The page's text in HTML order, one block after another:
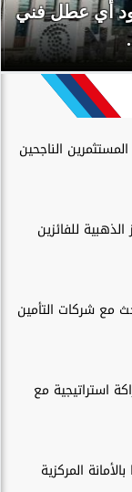
أي عطل فني
الناجحين
للفائزين
مع شركات التأمين
استراتيجية مع
المركزية